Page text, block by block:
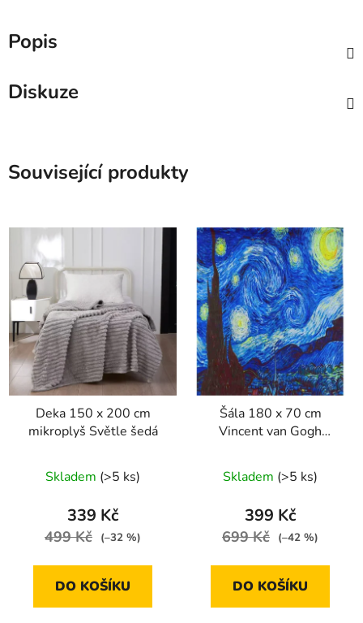
Popis
Diskuze
Související produkty
Deka 150 x 200 cm
mikroplyš Světle šedá
Skladem (>5 ks)
339 Kč
499 Kč (–32 %)
DO KOŠÍKU
Šála 180 x 70 cm
Vincent van Gogh
Skladem (>5 ks)
399 Kč
699 Kč (–42 %)
DO KOŠÍKU